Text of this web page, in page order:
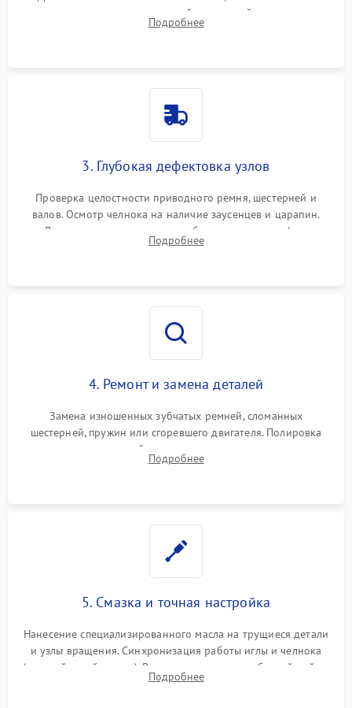
внутренних узлов от скопившейся тканевой пыли, очесов,
остатков старой смазки и обрывков нитей с помощью
Подробнее
3. Глубокая дефектовка узлов
Проверка целостности приводного ремня, шестерней и
валов. Осмотр челнока на наличие заусенцев и царапин.
Диагностика электромотора, блока управления (для
компьютерных машин), нитевдевателя и механизма
Подробнее
4. Ремонт и замена деталей
Замена изношенных зубчатых ремней, сломанных
шестерней, пружин или сгоревшего двигателя. Полировка
челночного устройства для устранения заусенцев.
Восстановление контактов в педали и пайка элементов на
Подробнее
5. Смазка и точная настройка
Нанесение специализированного масла на трущиеся детали
и узлы вращения. Синхронизация работы иглы и челнока
(настройка таймингов). Регулировка высоты зубчатой рейки,
центровка игловодителя и калибровка натяжителей верхней
Подробнее